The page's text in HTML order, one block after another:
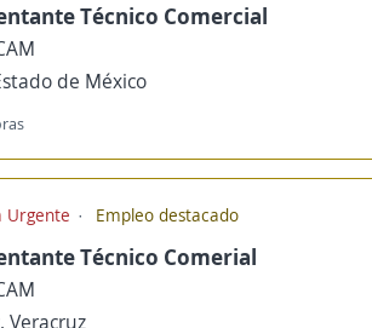
Técnico Comercial
de México
Urgente Empleo destacado
Técnico Comerial
Veracruz